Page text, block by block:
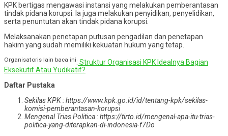
KPK bertigas mengawasi instansi yang melakukan pemberantasan
tindak pidana korupsi. Ia juga melakukan penyidikan, penyelidikan,
serta penuntutan akan tindak pidana korupsi.
Melaksanakan penetapan putusan pengadilan dan penetapan
hakim yang sudah memiliki kekuatan hukum yang tetap.
Organisatoris lain baca ini: Struktur Organisasi KPK Idealnya Bagian
Eksekutif Atau Yudikatif?
Daftar Pustaka
Sekilas KPK : https://www.kpk.go.id/id/tentang-kpk/sekilas-
komisi-pemberantasan-korupsi
Mengenal Trias Politica : https://tirto.id/mengenal-apa-itu-trias-
politica-yang-diterapkan-di-indonesia-f7Do